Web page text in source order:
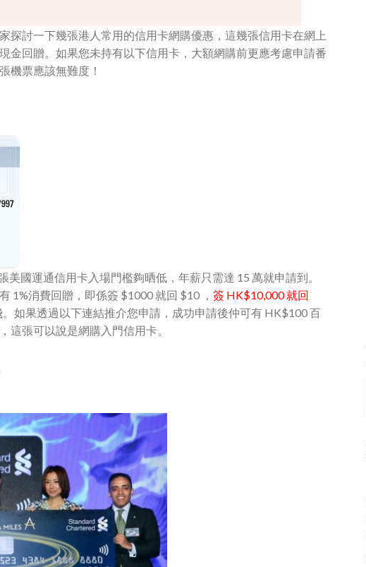
探討一下幾張港人常用的信用卡網購優惠，這幾張信用卡在網上
金回贈。如果您未持有以下信用卡，大額網購前更應考慮申請番
機票應該無難度！
美國運通信用卡入場門檻夠晒低，年薪只需達 15 萬就申請到。
1%消費回贈，即係簽 $1000 就回 $10 ， 簽 HK$10,000 就回
如果透過以下連結推介您申請，成功申請後仲可有 HK$100 百
這張可以說是網購入門信用卡。